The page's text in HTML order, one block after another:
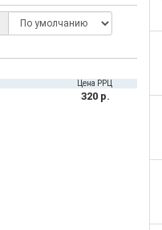
Цена РРЦ
320 р.